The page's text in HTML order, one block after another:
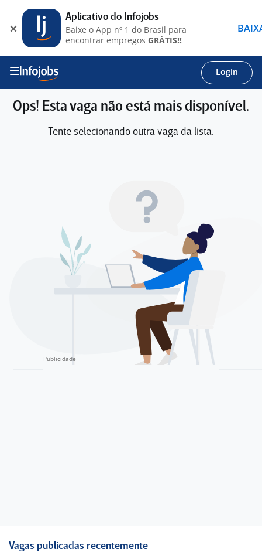
Login
Ops! Esta vaga não está mais disponível.
Tente selecionando outra vaga da lista.
Vagas publicadas recentemente
Aplicativo do Infojobs
Baixe o App nº 1 do Brasil para
encontrar empregos GRÁTIS!!